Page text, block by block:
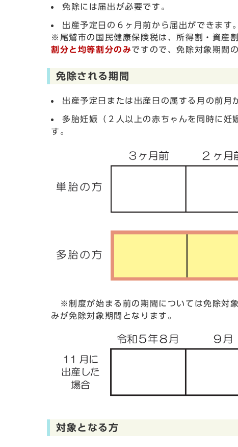
免除には届出が必要です。
出産予定日の６ヶ月前から届出ができます。
※尾鷲市の国民健康保険税は、所得割・資産
割分と均等割分のみですので、免除対象期間
免除される期間
出産予定日または出産日の属する月の前月
多胎妊娠（２人以上の赤ちゃんを同時に妊
す。
※制度が始まる前の期間については免除対
みが免除対象期間となります。
対象となる方